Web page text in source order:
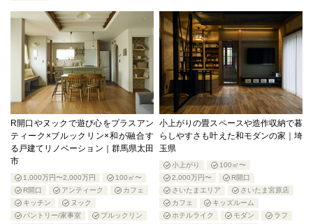
R開口やヌックで遊び心をプラスアン
ティーク×ブルックリン×和が融合す
る戸建てリノベーション｜群馬県太田
市
1,000万円〜2,000万円
100㎡〜
R開口
アンティーク
カフェ
キッチン
ヌック
パントリー/家事室
ブルックリン
小上がりの畳スペースや造作収納で暮
らしやすさも叶えた和モダンの家｜埼
玉県
小上がり
100㎡〜
2,000万円〜
R開口
さいたまエリア
さいたま宮原店
カフェ
キッズルーム
ホテルライク
モダン
ラフ